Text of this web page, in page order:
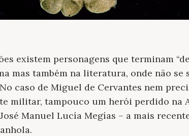
existem personagens que terminam
mas também na literatura, onde não se
caso de Miguel de Cervantes nem
militar, tampouco um herói perdido na
Manuel Lucía Megías – a mais